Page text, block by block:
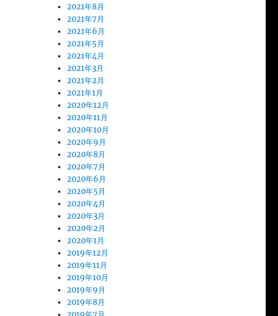
2021年8月
2021年7月
2021年6月
2021年5月
2021年4月
2021年3月
2021年2月
2021年1月
2020年12月
2020年11月
2020年10月
2020年9月
2020年8月
2020年7月
2020年6月
2020年5月
2020年4月
2020年3月
2020年2月
2020年1月
2019年12月
2019年11月
2019年10月
2019年9月
2019年8月